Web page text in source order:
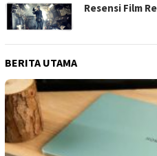
Resensi Film
BERITA UTAMA